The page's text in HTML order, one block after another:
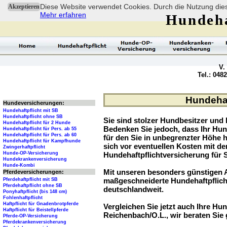
AkzeptierenDiese Website verwendet Cookies. Durch die Nutzung
Mehr erfahren
Sie sind stolzer Hundbesitzer und
Bedenken Sie jedoch, dass Ihr
für den Sie in unbegrenzter Höhe
sich vor eventuellen Kosten mit
Hundehaftpflichtversicherung für
Mit unseren besonders günstigen
maßgeschneiderte
deutschlandweit.
Vergleichen Sie jetzt auch Ihre
Reichenbach/O.L., wir beraten Sie
V.
Tel.:
Hundeversicherungen:
Hundehaftpflicht mit SB
Hundehaftpflicht ohne SB
Hundehaftpflicht für 2 Hunde
Hundehaftpflicht für Pers. ab 55
Hundehaftpflicht für Pers. ab 60
Hundehaftpflicht für Kampfhunde
Zwingerhaftpflicht
Hunde-OP-Versicherung
Hundekrankenversicherung
Hunde-Kombi
Pferdeversicherungen:
Pferdehaftpflicht mit SB
Pferdehaftpflicht ohne SB
Ponyhaftpflicht (bis 148 cm)
Fohlenhaftpflicht
Haftpflicht für Gnadenbrotpferde
Haftpflicht für Beistellpferde
Pferde-OP-Versicherung
Pferdekrankenversicherung